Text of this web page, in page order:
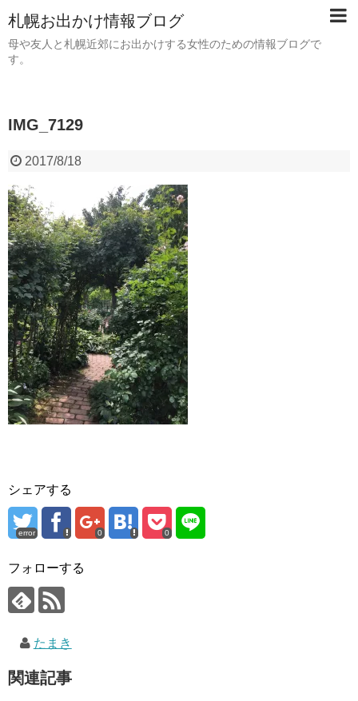
札幌お出かけ情報ブログ
母や友人と札幌近郊にお出かけする女性のための情報ブログで
す。
IMG_7129
2017/8/18
シェアする
error 0 0
フォローする
たまき
関連記事